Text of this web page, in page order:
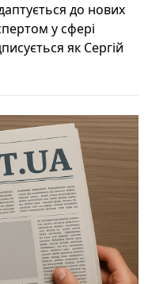
до нових
у сфері
як Сергій